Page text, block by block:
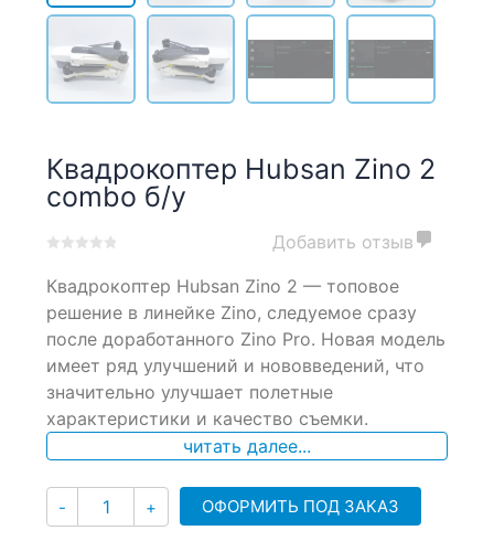
Квадрокоптер Hubsan Zino 2
combo б/у
out
based
on
customer
ratings
Добавить отзыв
Квадрокоптер Hubsan Zino 2 — топовое
решение в линейке Zino, следуемое сразу
после доработанного Zino Pro. Новая модель
имеет ряд улучшений и нововведений, что
значительно улучшает полетные
характеристики и качество съемки.
читать далее...
- Количество
+ ОФОРМИТЬ ПОД ЗАКАЗ